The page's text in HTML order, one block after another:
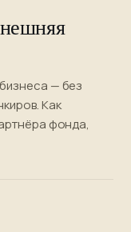
— без
Как
фонда,